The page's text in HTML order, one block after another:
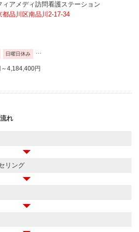
ィアメディ訪問看護ステーション
都品川区南品川2-17-34
日曜日休み ...
4,184,400円
れ
リング